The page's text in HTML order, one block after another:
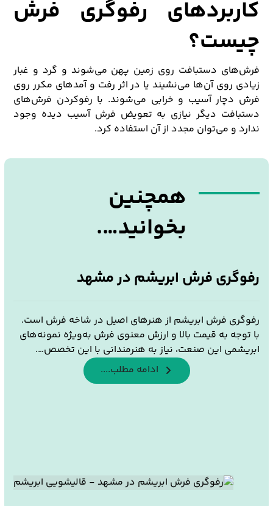
کاربردهای رفوگری فرش
چیست؟
فرش‌های دستبافت روی زمین پهن می‌شوند و گرد و غبار
زیادی روی آن‌ها می‌نشیند یا در اثر رفت و آمدهای مکرر روی
فرش دچار آسیب و خرابی می‌شوند. با رفوکردن فرش‌های
دستبافت دیگر نیازی به تعویض فرش آسیب دیده وجود
ندارد و می‌توان مجدد از آن استفاده کرد.
همچنین
بخوانید….
رفوگری فرش ابریشم در مشهد
رفوگری فرش ابریشم از هنرهای اصیل در شاخه فرش است.
با توجه به قیمت بالا و ارزش معنوی فرش به‌ویژه نمونه‌های
ابریشمی این صنعت، نیاز به هنرمندانی با این تخصص….
ادامه مطلب....